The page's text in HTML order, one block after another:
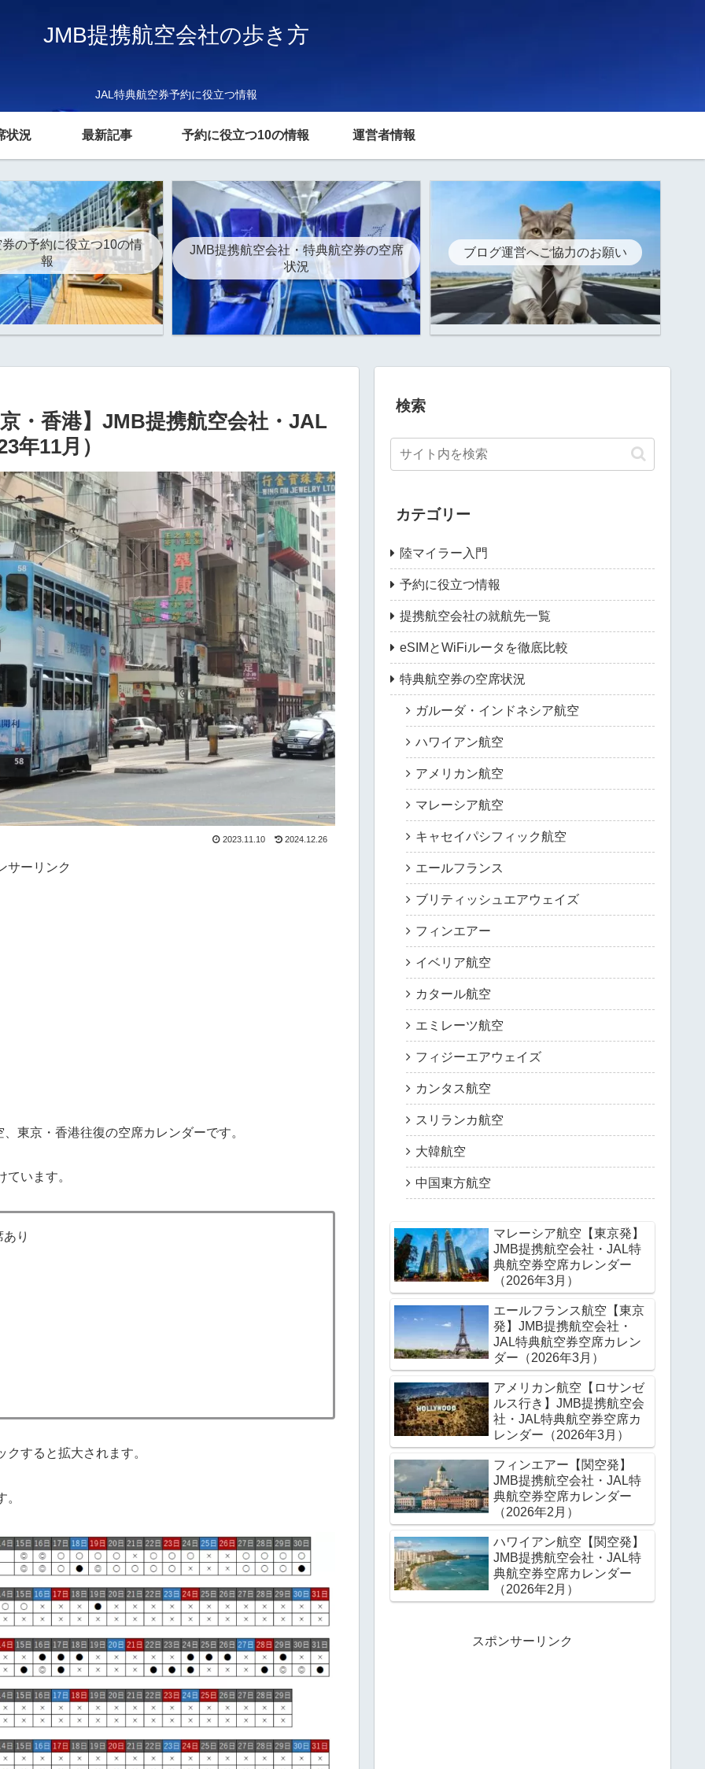
JMB提携航空会社の歩き方
JAL特典航空券予約に役立つ情報
状況 最新記事 予約に役立つ10の情報 運営者情報
の予約に役立つ10の情
報
JMB提携航空会社・特典航空券の空席
状況
ブログ運営へご協力のお願い
・香港】JMB提携航空会社・JAL
年11月）
2023.11.10 2024.12.26
サーリンク
東京・香港往復の空席カレンダーです。
います。
り
すると拡大されます。
検索
カテゴリー
陸マイラー入門
予約に役立つ情報
提携航空会社の就航先一覧
eSIMとWiFiルータを徹底比較
特典航空券の空席状況
ガルーダ・インドネシア航空
ハワイアン航空
アメリカン航空
マレーシア航空
キャセイパシフィック航空
エールフランス
ブリティッシュエアウェイズ
フィンエアー
イベリア航空
カタール航空
エミレーツ航空
フィジーエアウェイズ
カンタス航空
スリランカ航空
大韓航空
中国東方航空
マレーシア航空【東京発】
JMB提携航空会社・JAL特
典航空券空席カレンダー
（2026年3月）
エールフランス航空【東京
発】JMB提携航空会社・
JAL特典航空券空席カレン
ダー（2026年3月）
アメリカン航空【ロサンゼ
ルス行き】JMB提携航空会
社・JAL特典航空券空席カ
レンダー（2026年3月）
フィンエアー【関空発】
JMB提携航空会社・JAL特
典航空券空席カレンダー
（2026年2月）
ハワイアン航空【関空発】
JMB提携航空会社・JAL特
典航空券空席カレンダー
（2026年2月）
スポンサーリンク